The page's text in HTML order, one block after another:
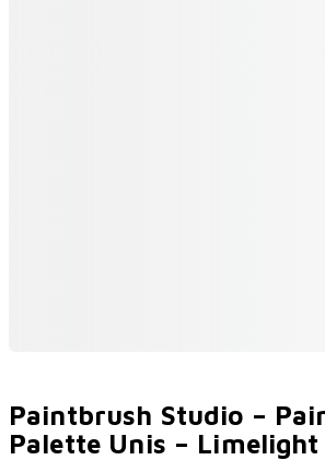
Paintbrush Studio –
Palette Unis – Limelight